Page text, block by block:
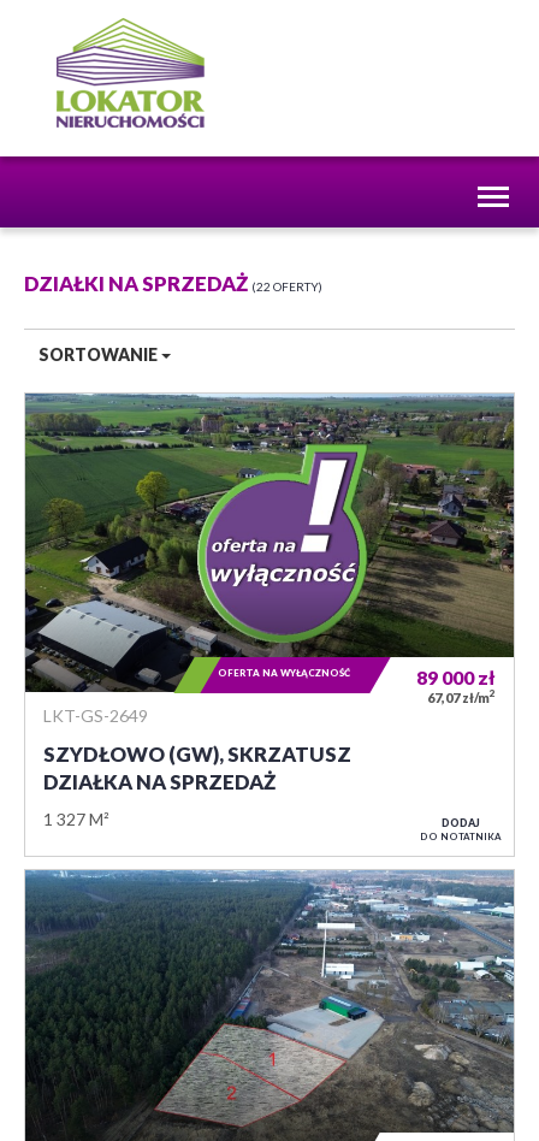
DZIAŁKI NA SPRZEDAŻ 22 OFERTY
SORTOWANIE
LKT-GS-2649
SZYDŁOWO (GW), SKRZATUSZ
DZIAŁKA NA SPRZEDAŻ
1 327 M²
89 000zł
67,07 zł/m2
OFERTA NA WYŁĄCZNOŚĆ
DODAJ
DO NOTATNIKA